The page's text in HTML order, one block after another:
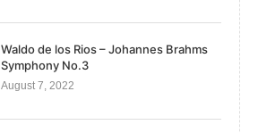
Waldo de los Rios – Johannes Brahms
Symphony No.3
August 7, 2022